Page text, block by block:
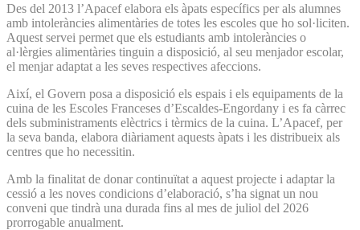
Des del 2013 l’Apacef elabora els àpats específics per als alumnes
amb intoleràncies alimentàries de totes les escoles que ho sol·liciten.
Aquest servei permet que els estudiants amb intoleràncies o
al·lèrgies alimentàries tinguin a disposició, al seu menjador escolar,
el menjar adaptat a les seves respectives afeccions.
Així, el Govern posa a disposició els espais i els equipaments de la
cuina de les Escoles Franceses d’Escaldes-Engordany i es fa càrrec
dels subministraments elèctrics i tèrmics de la cuina. L’Apacef, per
la seva banda, elabora diàriament aquests àpats i les distribueix als
centres que ho necessitin.
Amb la finalitat de donar continuïtat a aquest projecte i adaptar la
cessió a les noves condicions d’elaboració, s’ha signat un nou
conveni que tindrà una durada fins al mes de juliol del 2026
prorrogable anualment.